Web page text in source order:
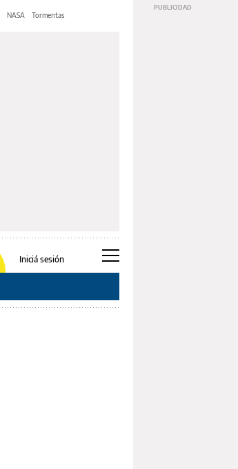
NASA Tormentas
Iniciá sesión